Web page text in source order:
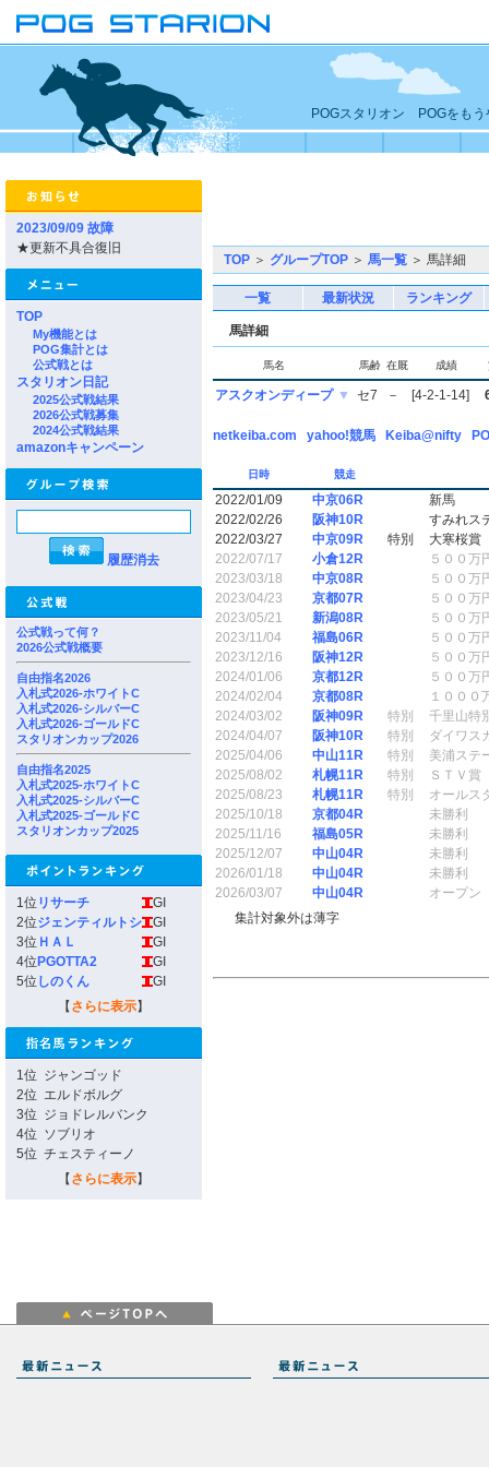
POGスタリオン POGをもう
2023/09/09 故障
★更新不具合復旧
TOP
My機能とは
POG集計とは
公式戦とは
スタリオン日記
2025公式戦結果
2026公式戦募集
2024公式戦結果
amazonキャンペーン
履歴消去
公式戦って何？
2026公式戦概要
自由指名2026
入札式2026-ホワイトC
入札式2026-シルバーC
入札式2026-ゴールドC
スタリオンカップ2026
自由指名2025
入札式2025-ホワイトC
入札式2025-シルバーC
入札式2025-ゴールドC
スタリオンカップ2025
1位 リサーチ
GI
2位ジェンティルトシ
GI
3位 ＨＡＬ
GI
4位 PGOTTA2
GI
5位 しのくん
GI
【 さらに表示】
1位 ジャンゴッド
2位 エルドボルグ
3位 ジョドレルバンク
4位 ソブリオ
5位 チェスティーノ
【 さらに表示】
TOP ＞ グループTOP ＞ 馬一覧 ＞ 馬詳細
一覧 最新状況 ランキング
馬詳細
馬名 馬齢 在厩 成績
アスクオンディープ ▼ セ7 － [4-2-1-14]
netkeiba.com yahoo!競馬 Keiba@nifty
日時 競走
2022/01/09 中京06R
新馬
2022/02/26
阪神10R
すみれス
2022/03/27
中京09R 特別
大寒桜賞
2022/07/17
小倉12R
５００万
2023/03/18
中京08R
５００万
2023/04/23
京都07R
５００万
2023/05/21
新潟08R
５００万
2023/11/04
福島06R
５００万
2023/12/16
阪神12R
５００万
2024/01/06
京都12R
５００万
2024/02/04
京都08R
１０００
2024/03/02
阪神09R 特別
千里山特
2024/04/07
阪神10R 特別
ダイワス
2025/04/06
中山11R 特別
美浦ステ
2025/08/02
札幌11R 特別
ＳＴＶ賞
2025/08/23
札幌11R 特別
オールス
2025/10/18
京都04R
未勝利
2025/11/16
福島05R
未勝利
2025/12/07
中山04R
未勝利
2026/01/18
中山04R
未勝利
2026/03/07
中山04R
オープン
集計対象外は薄字